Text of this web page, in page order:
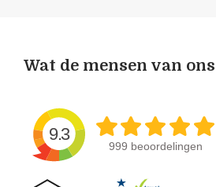
Wat de mensen van
9.3
999 beoordelingen